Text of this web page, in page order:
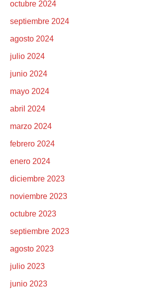
octubre 2024
septiembre 2024
agosto 2024
julio 2024
junio 2024
mayo 2024
abril 2024
marzo 2024
febrero 2024
enero 2024
diciembre 2023
noviembre 2023
octubre 2023
septiembre 2023
agosto 2023
julio 2023
junio 2023